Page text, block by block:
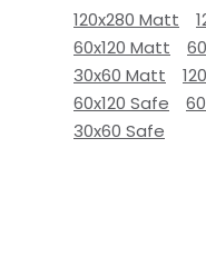
120x280 Matt
60x120 Matt
30x60 Matt
60x120 Safe
30x60 Safe